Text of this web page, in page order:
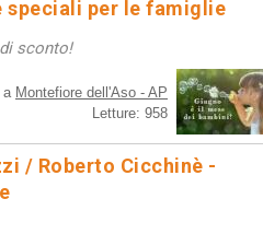
speciali per le famiglie
sconto!
a Montefiore dell'Aso - AP
Letture: 958
/ Roberto Cicchinè -